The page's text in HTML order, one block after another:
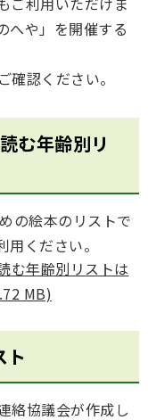
へや」を開催する
認ください。
む年齢別リ
の絵本のリストで
ください。
む年齢別リストは
MB)
ト
絡協議会が作成し